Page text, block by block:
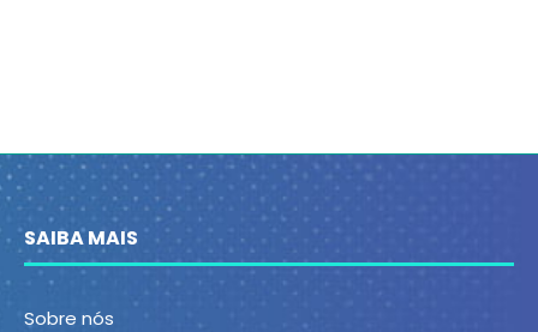
SAIBA MAIS
Sobre nós